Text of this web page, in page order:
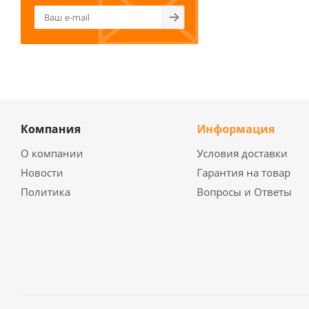
Компания
О компании
Новости
Политика
Информация
Условия доставки
Гарантия на товар
Вопросы и Ответы